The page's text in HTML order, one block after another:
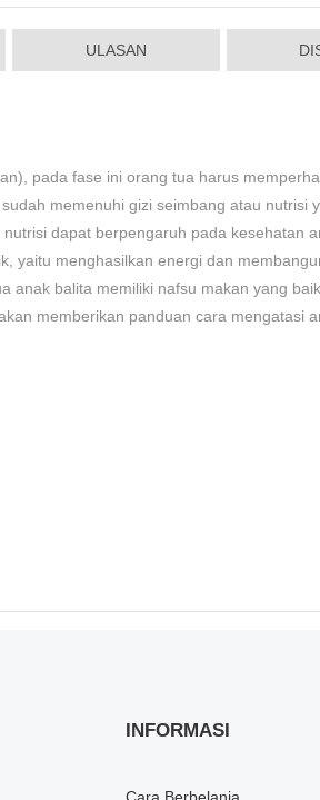
ULASAN
pada fase ini orang tua harus
memenuhi gizi seimbang atau nutrisi
dapat berpengaruh pada kesehatan
yaitu menghasilkan energi dan
anak balita memiliki nafsu makan yang
memberikan panduan cara mengatasi
INFORMASI
Cara Berbelanja